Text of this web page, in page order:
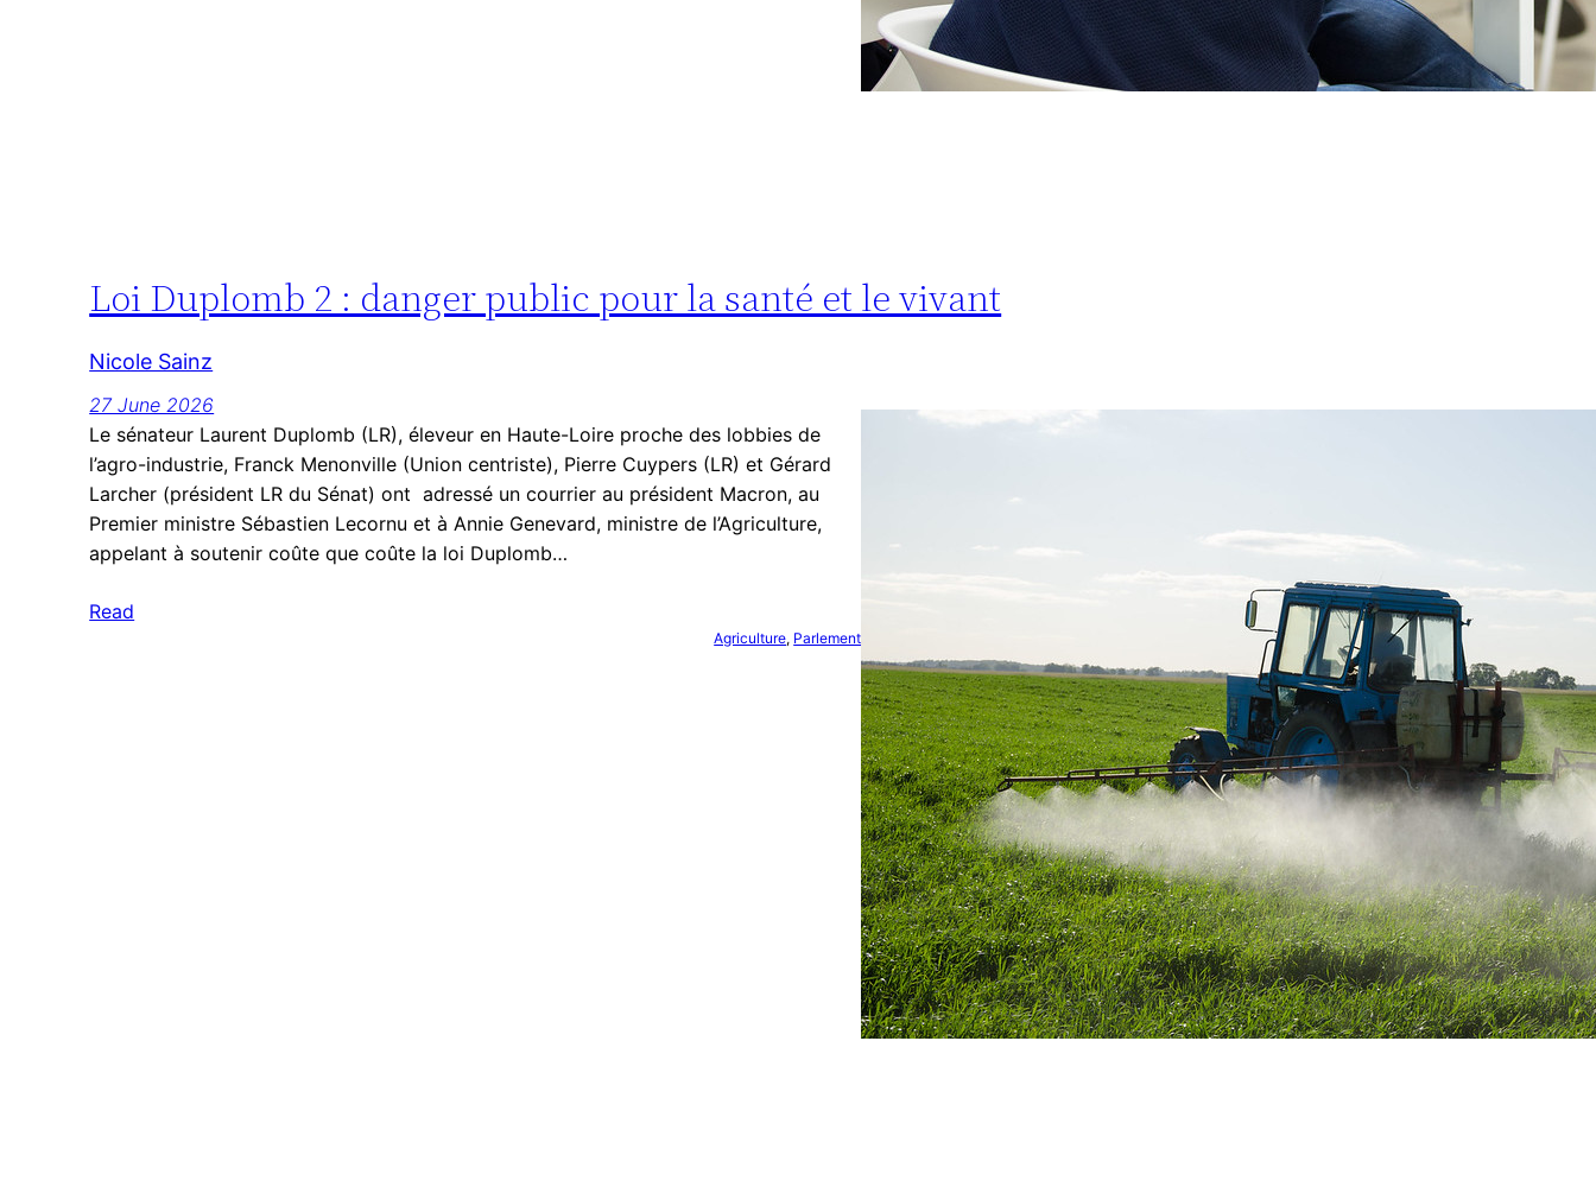
Loi Duplomb 2 : danger public pour la santé et le vivant
Nicole Sainz
27 June 2026
Le sénateur Laurent Duplomb (LR), éleveur en Haute-Loire proche des lobbies de
l’agro-industrie, Franck Menonville (Union centriste), Pierre Cuypers (LR) et Gérard
Larcher (président LR du Sénat) ont adressé un courrier au président Macron, au
Premier ministre Sébastien Lecornu et à Annie Genevard, ministre de l’Agriculture,
appelant à soutenir coûte que coûte la loi Duplomb…
Read
Agriculture, Parlement